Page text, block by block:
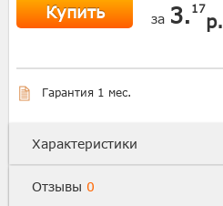
Купить за 3. 17
р.
Гарантия 1 мес.
Характеристики
Отзывы 0